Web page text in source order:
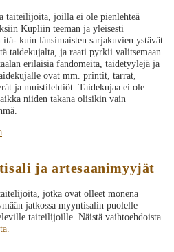
taiteilijoita, joilla ei ole pienlehteä
Kupliin teeman ja yleisesti
kuin länsimaisten sarjakuvien ystävät
taidekujalta, ja raati pyrkii valitsemaan
erilaisia fandomeita, taidetyylejä ja
ovat mm. printit, tarrat,
ja muistilehtiöt. Taidekujaa ei ole
niiden takana olisikin vain
ja artesaanimyyjät
jotka ovat olleet monena
jatkossa myyntisalin puolelle
taiteilijoille. Näistä vaihtoehdoista